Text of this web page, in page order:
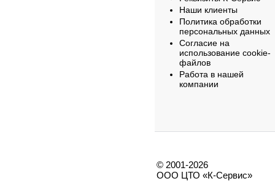
Наши клиенты
Политика обработки
персональных данных
Согласие на
использование cookie-
файлов
Работа в нашей
компании
© 2001-2026
ООО ЦТО «К-Сервис»